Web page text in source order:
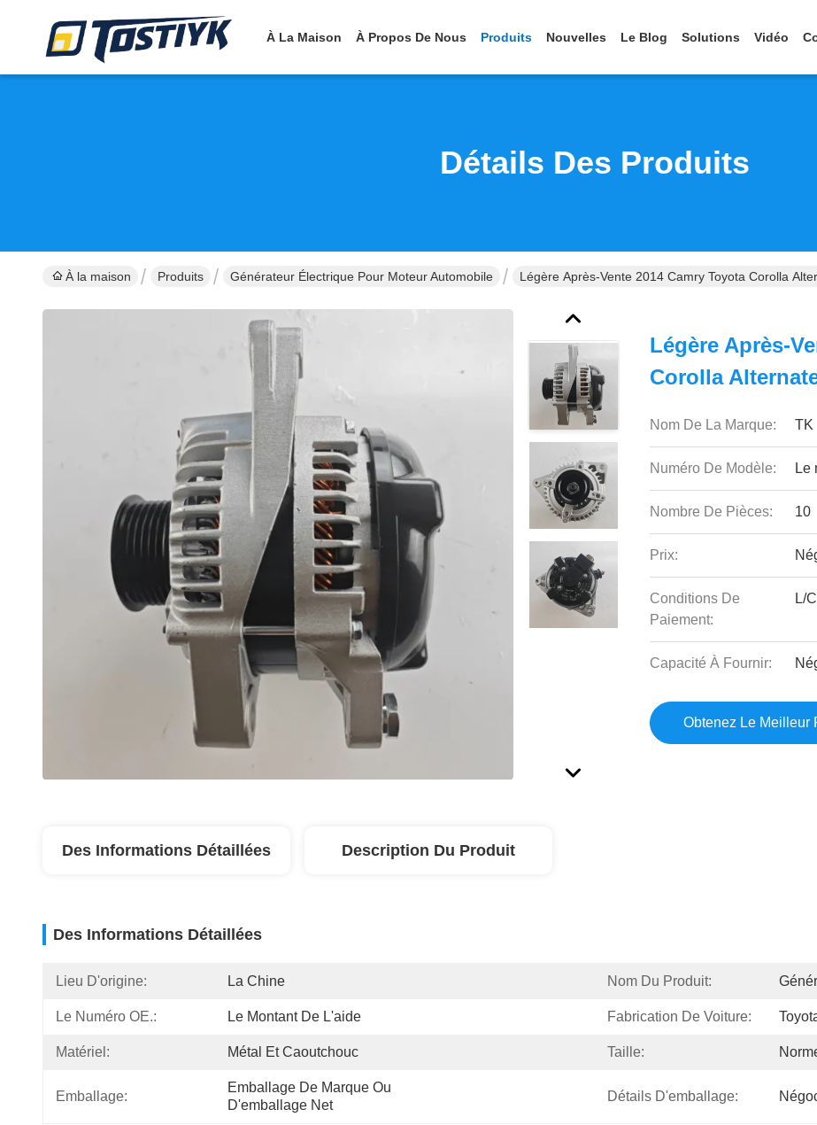
À La Maison À Propos De Nous Produits Nouvelles Le Blog Solutions Vidéo
Détails Des Produits
À la maison Produits Générateur Électrique Pour Moteur Automobile Légère Après-Vente 2014 Camry Toyota Corolla
Légère Après-
Corolla
Nom De La Marque: TK
Numéro De Modèle: Le
Nombre De Pièces: 10
Prix:
Conditions De
Paiement:
L/
Capacité À Fournir:
Obtenez Le Meilleur
Des Informations Détaillées Description Du Produit
Des Informations Détaillées
Lieu D'origine: La Chine Nom Du Produit:
Le Numéro OE.: Le Montant De L'aide Fabrication De Voiture:
Matériel: Métal Et Caoutchouc Taille:
Emballage:
Emballage De Marque Ou
D'emballage Net
Détails D'emballage: